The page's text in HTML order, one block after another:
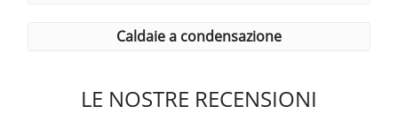
caldaie a condensazione
LE NOSTRE RECENSIONI